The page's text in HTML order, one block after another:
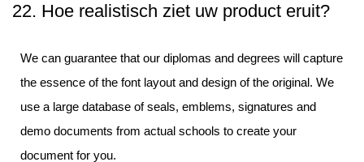
22. Hoe realistisch ziet uw product eruit?
We can guarantee that our diplomas and degrees will capture
the essence of the font layout and design of the original. We
use a large database of seals, emblems, signatures and
demo documents from actual schools to create your
document for you.